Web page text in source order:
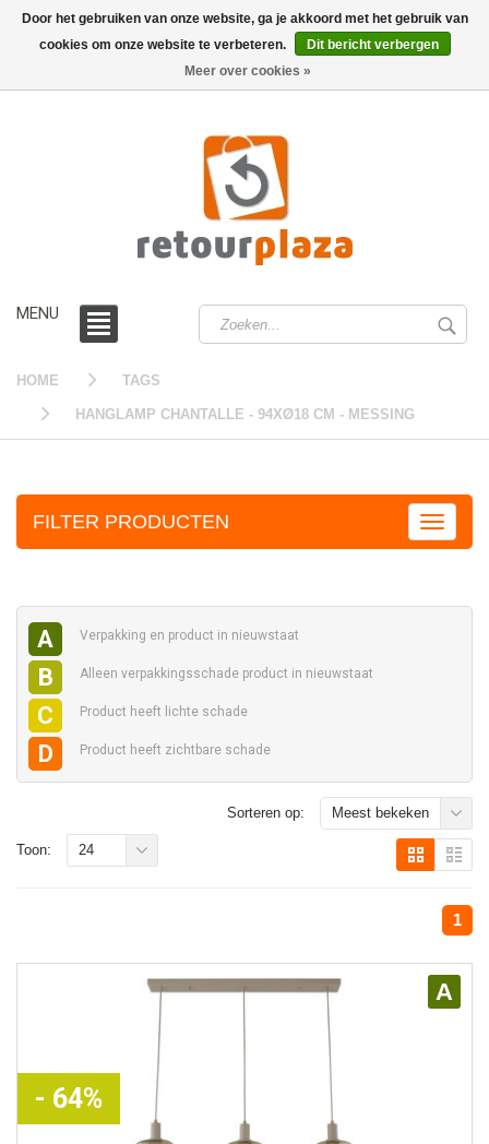
MENU
HOME TAGS
HANGLAMP CHANTALLE - 94XØ18 CM - MESSING
FILTER PRODUCTEN
A Verpakking en product in nieuwstaat
B Alleen verpakkingsschade product in nieuwstaat
C Product heeft lichte schade
D Product heeft zichtbare schade
Sorteren op: Meest bekeken
1
Toon: 24
A
- 64%
Door het gebruiken van onze website, ga je akkoord met het gebruik van
cookies om onze website te verbeteren.
Dit bericht verbergen
Meer over cookies »